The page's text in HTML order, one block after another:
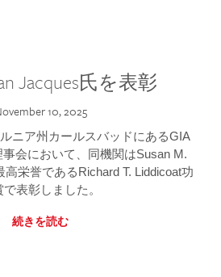
Jacques氏を表彰
10, 2025
ニア州カールスバッドにあるGIA
会において、同機関はSusan M.
栄誉であるRichard T. Liddicoat功
で表彰しました。
続きを読む